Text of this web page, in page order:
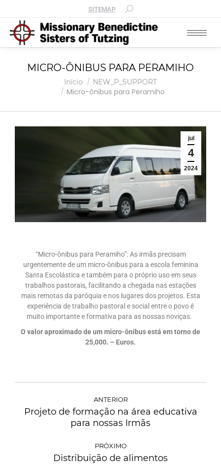
SITEMAP
MICRO-ÔNIBUS PARA PERAMIHO
Você está aqui:Início NEW_P_SUPPORT
Micro-ônibus para Peramiho
jul
4
2024
“Micro-ônibus para Peramiho”: As irmãs precisam
urgentemente de um micro-ônibus para a escola feminina
Santa Escolástica e também para o próprio uso em seus
trabalhos pastorais, facilitando a chegada nas estações
mais remotas da paróquia e nos lugares dos projetos. Esta
experiência de trabalho pastoral e social entre o povo é
muito importante e formativa para as nossas noviças.
O valor aproximado de um micro-ônibus está em torno de
25,000. – Euros.
ANTERIOR
Projeto de formação na área educativa
para nossas Irmãs
PRÓXIMO
Distribuição de alimentos